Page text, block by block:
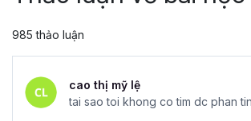
985 thảo luận
cao thị mỹ lệ
tai sao toi khong co tim dc phan